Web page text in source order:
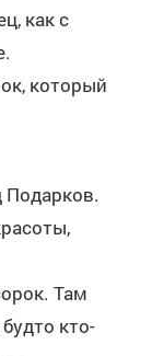
как с
который
Подарков.
Там
кто-